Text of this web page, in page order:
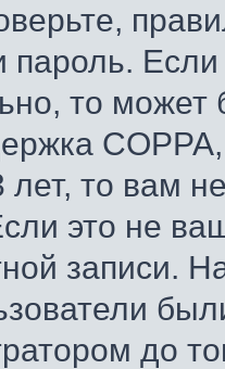
пароль.
то может
то вам
это не
записи.
до